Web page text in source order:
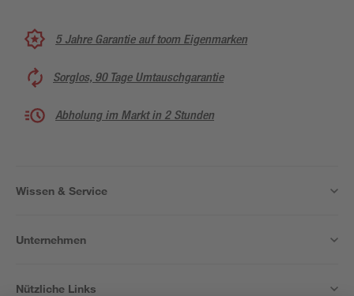
5 Jahre Garantie auf toom Eigenmarken
Sorglos, 90 Tage Umtauschgarantie
Abholung im Markt in 2 Stunden
Wissen & Service
Unternehmen
Nützliche Links